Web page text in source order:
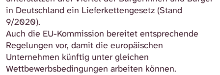
in Deutschland ein Lieferkettengesetz (Stand
9/2020).
Auch die EU-Kommission bereitet entsprechende
Regelungen vor, damit die europäischen
Unternehmen künftig unter gleichen
Wettbewerbsbedingungen arbeiten können.